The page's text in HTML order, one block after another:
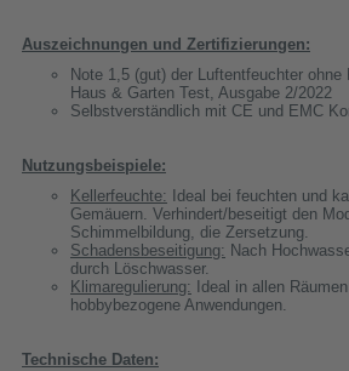
Auszeichnungen und Zertifizierungen:
Note 1,5 (gut) der Luftentfeuchter
Haus & Garten Test, Ausgabe 2/2022
Selbstverständlich mit CE und EMC
Nutzungsbeispiele:
Kellerfeuchte: Ideal bei feuchten und
Gemäuern. Verhindert/beseitigt den
Schimmelbildung, die Zersetzung.
Schadensbeseitigung: Nach
durch Löschwasser.
Klimaregulierung: Ideal in allen
hobbybezogene Anwendungen.
Technische Daten: